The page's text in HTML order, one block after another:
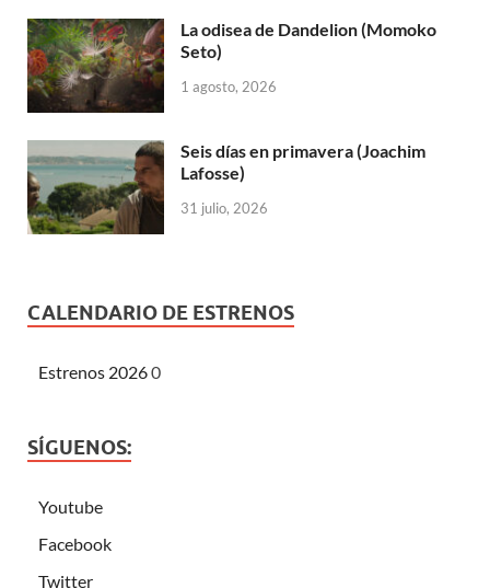
La odisea de Dandelion (Momoko
Seto)
1 agosto, 2026
Seis días en primavera (Joachim
Lafosse)
31 julio, 2026
CALENDARIO DE ESTRENOS
Estrenos 20260
SÍGUENOS:
Youtube
Facebook
Twitter